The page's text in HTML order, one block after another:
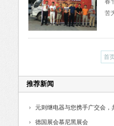
落
春
苦
首
推荐新闻
元则继电器与您携手广交会，
德国展会慕尼黑展会